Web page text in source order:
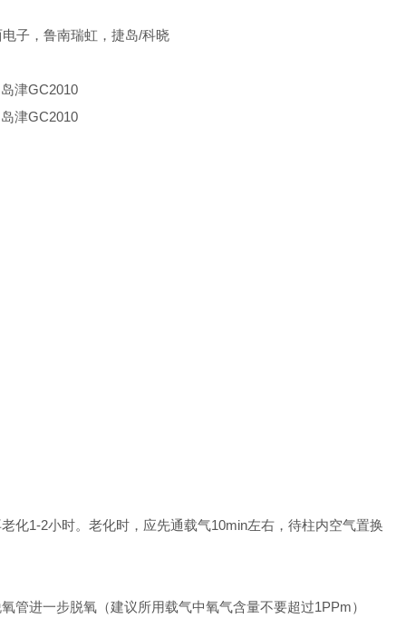
子，鲁南瑞虹，捷岛/科晓
化1-2小时。老化时，应先通载气10min左右，待柱内空气置换
管进一步脱氧（建议所用载气中氧气含量不要超过1PPm）